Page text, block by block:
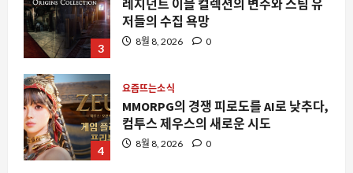
3
레지던트 이블 컬렉션의 변주와 스팀 유
저들의 수집 욕망
8월 8, 2026 0
4
요즘뜨는소식
MMORPG의 경쟁 피로도를 AI로 낮추다,
컴투스 제우스의 새로운 시도
8월 8, 2026 0